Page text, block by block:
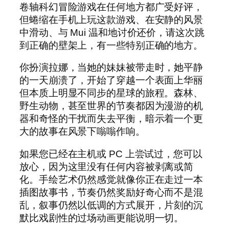
卷轴科幻冒险游戏在任何地方都广受好评，
但蜷缩在手机上玩这款游戏、在安静的风景
中滑动、与 Mui 温和地讨价还价，请这次跳
到正确的壁架上，有一些特别正确的地方。
你扮演拉娜，当她的妹妹被带走时，她平静
的一天崩溃了，开始了穿越一个表面上华丽
但本质上明显不同步的星球的旅程。森林、
野生动物，甚至世界的节奏都因为漫游的机
器和奇怪的干扰而失去平衡，暗示着一个更
大的故事在风景下嗡嗡作响。
如果您已经在主机或 PC 上尝试过，您可以
放心，因为这里没有任何内容被剥离或简
化。手绘艺术仍然感觉就像你正在走过一本
插图故事书，节奏仍然奖励好奇心而不是混
乱，叙事仍然以低调的方式展开，片刻的沉
默比戏剧性的过场动画更能说明一切。